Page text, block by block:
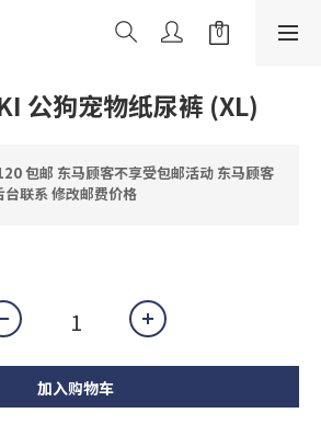
公狗宠物纸尿裤 (XL)
包邮 东马顾客不享受包邮活动 东马顾客
联系 修改邮费价格
加入购物车